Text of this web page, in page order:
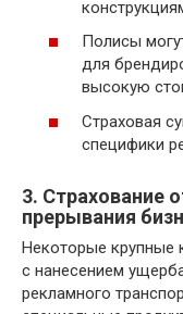
Полисы
для
высокую
Страховая
специфики
3. Страхование
прерывания
Некоторые крупные
с нанесением
рекламного